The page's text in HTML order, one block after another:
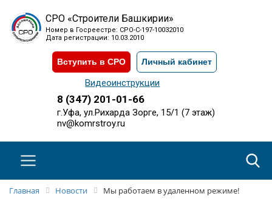
СРО «Строители Башкирии»
Номер в Госреестре: СРО-С-197-10032010
Дата регистрации: 10.03.2010
Вступить в СРО Личный кабинет
Видеоинструкции
8 (347) 201-01-66
г.Уфа, ул.Рихарда Зорге, 15/1 (7 этаж)
nv@komrstroy.ru
Главная Новости Мы работаем в удаленном режиме!